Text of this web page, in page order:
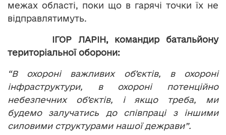
межах області, поки що в гарячі точки їх не
відправлятимуть.
ІГОР ЛАРІН, командир батальйону
територіальної оборони:
“В охороні важливих об’єктів,
в охороні
інфраструктури, в охороні потенційно
небезпечних об’єктів, і якщо треба, ми
будемо залучатись до співпраці з іншими
силовими структурами нашої дежрави”.